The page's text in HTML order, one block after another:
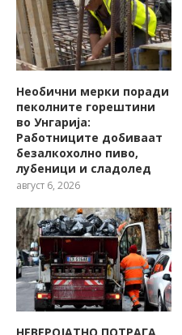
Необични мерки поради
пеколните горештини
во Унгарија:
Работниците добиваат
безалкохолно пиво,
лубеници и сладолед
август 6, 2026